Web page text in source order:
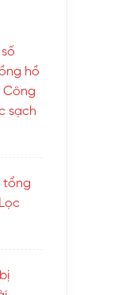
hồ
Công
sạch
tổng